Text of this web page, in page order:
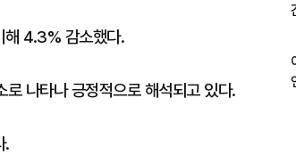
4.3% 감소했다.
나타나 긍정적으로 해석되고 있다.
.